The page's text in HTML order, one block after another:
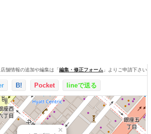
舗情報の追加や編集は「編集・修正フォーム 」よりご申請下さい
B! Pocket lineで送る
×